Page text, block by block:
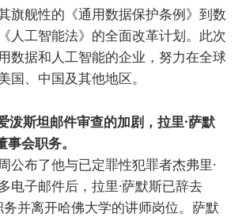
旗舰性的《通用数据保护条例》到数
人工智能法》的全面改革计划。此次
数据和人工智能的企业，努力在全球
国、中国及其他地区。
泼斯坦邮件审查的加剧，拉里·萨默
会职务。
公布了他与已定罪性犯罪者杰弗里·
电子邮件后，拉里·萨默斯已辞去
并离开哈佛大学的讲师岗位。萨默